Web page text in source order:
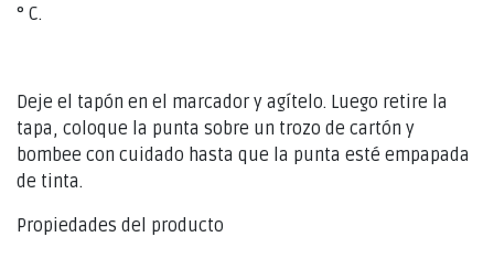
° C.
Deje el tapón en el marcador y agítelo. Luego retire la
tapa, coloque la punta sobre un trozo de cartón y
bombee con cuidado hasta que la punta esté empapada
de tinta.
Propiedades del producto